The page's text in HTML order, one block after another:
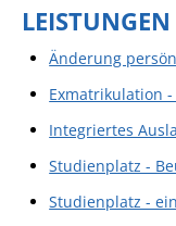
LEISTUNGEN
Änderung
Exmatrikulation
Integriertes
Studienplatz -
Studienplatz -